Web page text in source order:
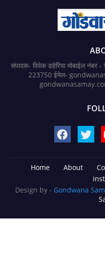
संपादक- विवेक डहेरिया मोबाईल नंबर
223750 ईमेल-
gondwanasamay.com
Home About
Design by - Gondwana